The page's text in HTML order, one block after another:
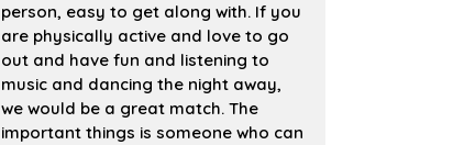
person, easy to get along with. If you
are physically active and love to go
out and have fun and listening to
music and dancing the night away,
we would be a great match. The
important things is someone who can